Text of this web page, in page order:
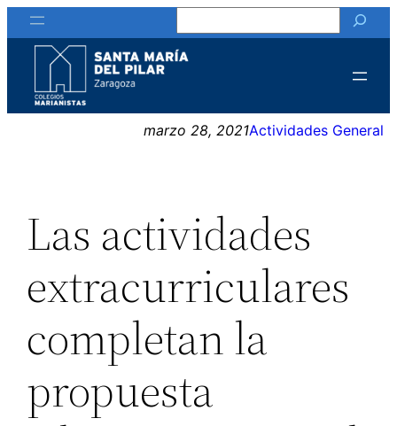
Saltar
al
contenido
marzo 28, 2021Actividades General
Las actividades
extracurriculares
completan la
propuesta